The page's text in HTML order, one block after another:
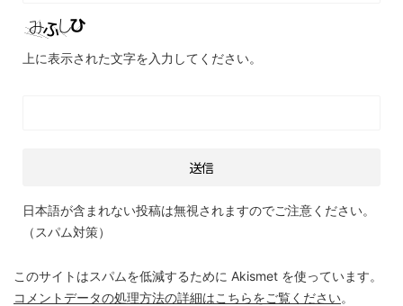
上に表示された文字を入力してください。
日本語が含まれない投稿は無視されますのでご注意ください。
（スパム対策）
このサイトはスパムを低減するために Akismet を使っています。
コメントデータの処理方法の詳細はこちらをご覧ください。